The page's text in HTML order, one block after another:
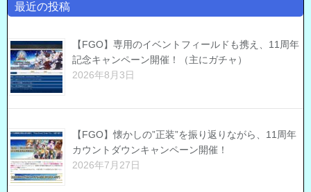
最近の投稿
【FGO】専用のイベントフィールドも携え、11周年
記念キャンペーン開催！（主にガチャ）
2026年8月3日
【FGO】懐かしの”正装”を振り返りながら、11周年
カウントダウンキャンペーン開催！
2026年7月27日